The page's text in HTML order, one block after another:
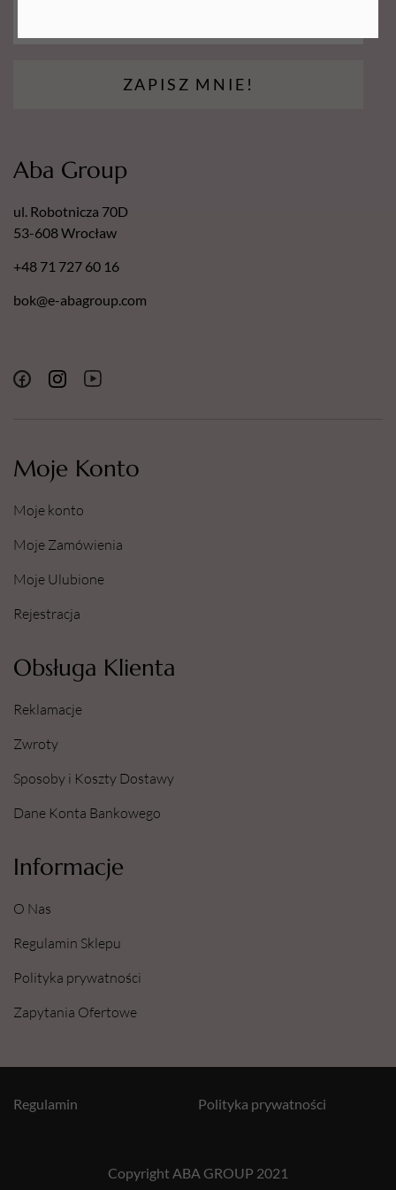
ZAPISZ MNIE!
Moje Konto
Moje konto
Moje Zamówienia
Moje Ulubione
Rejestracja
Obsługa Klienta
Reklamacje
Zwroty
Sposoby i Koszty Dostawy
Dane Konta Bankowego
Informacje
O Nas
Regulamin Sklepu
Polityka prywatności
Zapytania Ofertowe
Aba Group
ul. Robotnicza 70D
53-608 Wrocław
+48 71 727 60 16
bok@e-abagroup.com
Copyright ABA GROUP 2021
Polityka prywatności
Regulamin